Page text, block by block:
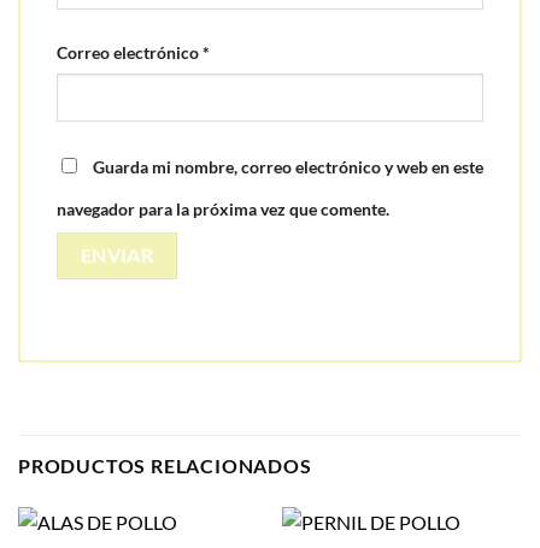
Correo electrónico*
Guarda mi nombre, correo electrónico y web en este
navegador para la próxima vez que comente.
PRODUCTOS RELACIONADOS